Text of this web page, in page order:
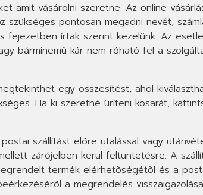
amit vásárolni szeretne. Az online
pontosan megadni nevét,
fejezetben írtak szerint kezelünk. Az
bárminemû kár nem róható fel a
egy összesítést, ahol
Ha ki szeretné üríteni kosarát,
szállítást elõre utalással vagy
zárójelben kerül feltüntetésre. A
termék elérhetõségétõl és a
a megrendelés